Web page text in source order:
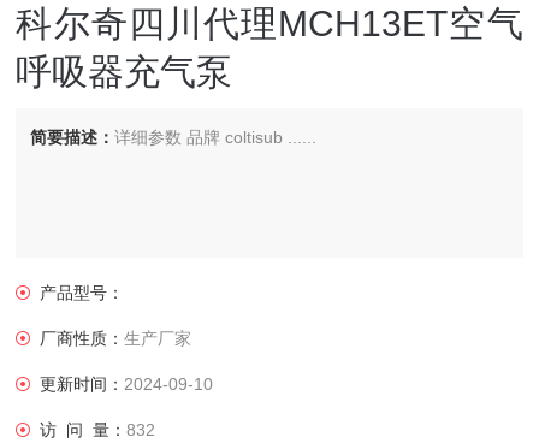
科尔奇四川代理MCH13ET空气
呼吸器充气泵
简要描述：详细参数 品牌 coltisub ......
产品型号：
厂商性质：生产厂家
更新时间： 2024-09-10
访 问 量：832